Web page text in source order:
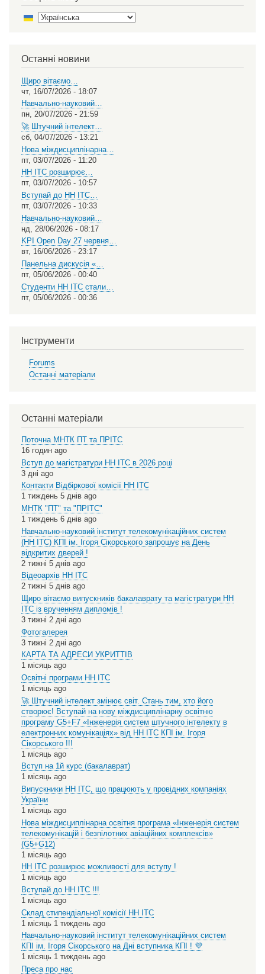
Останні новини
Щиро вітаємо…
чт, 16/07/2026 - 18:07
Навчально-науковий…
пн, 20/07/2026 - 21:59
🚀 Штучний інтелект…
сб, 04/07/2026 - 13:21
Нова міждисциплінарна…
пт, 03/07/2026 - 11:20
НН ІТС розширює…
пт, 03/07/2026 - 10:57
Вступай до НН ІТС…
пт, 03/07/2026 - 10:33
Навчально-науковий…
нд, 28/06/2026 - 08:17
KPI Open Day 27 червня…
вт, 16/06/2026 - 23:17
Панельна дискусія «…
пт, 05/06/2026 - 00:40
Студенти НН ІТС стали…
пт, 05/06/2026 - 00:36
Інструменти
Forums
Останні матеріали
Останні матеріали
Поточна МНТК ПТ та ПРІТС
16 годин ago
Вступ до магістратури НН ІТС в 2026 році
3 дні ago
Контакти Відбіркової комісії НН ІТС
1 тиждень 5 днів ago
МНТК "ПТ" та "ПРІТС"
1 тиждень 6 днів ago
Навчально-науковий інститут телекомунікаційних систем
(НН ІТС) КПІ ім. Ігоря Сікорського запрошує на День
відкритих дверей !
2 тижні 5 днів ago
Відеоархів НН ІТС
2 тижні 5 днів ago
Щиро вітаємо випускників бакалаврату та магістратури НН
ІТС із врученням дипломів !
3 тижні 2 дні ago
Фотогалерея
3 тижні 2 дні ago
КАРТА ТА АДРЕСИ УКРИТТІВ
1 місяць ago
Освітні програми НН ІТС
1 місяць ago
🚀 Штучний інтелект змінює світ. Стань тим, хто його
створює! Вступай на нову міждисциплінарну освітню
програму G5+F7 «Інженерія систем штучного інтелекту в
електронних комунікаціях» від НН ІТС КПІ ім. Ігоря
Сікорського !!!
1 місяць ago
Вступ на 1й курс (бакалаврат)
1 місяць ago
Випускники НН ІТС, що працюють у провідних компаніях
України
1 місяць ago
Нова міждисциплінарна освітня програма «Інженерія систем
телекомунікацій і безпілотних авіаційних комплексів»
(G5+G12)
1 місяць ago
НН ІТС розширює можливості для вступу !
1 місяць ago
Вступай до НН ІТС !!!
1 місяць ago
Склад стипендіальної комісії НН ІТС
1 місяць 1 тиждень ago
Навчально-науковий інститут телекомунікаційних систем
КПІ ім. Ігоря Сікорського на Дні вступника КПІ ! 💜
1 місяць 1 тиждень ago
Преса про нас